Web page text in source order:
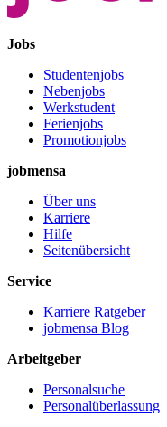
Jobs
Studentenjobs
Nebenjobs
Werkstudent
Ferienjobs
Promotionjobs
jobmensa
Über uns
Karriere
Hilfe
Seitenübersicht
Service
Karriere Ratgeber
jobmensa Blog
Arbeitgeber
Personalsuche
Personalüberlassung